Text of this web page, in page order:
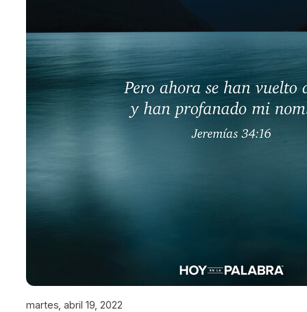
martes, abril 19, 2022